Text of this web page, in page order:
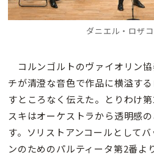
ダニエル・ロザ
コルンゴルトのヴァイオリン
チが清澄な音色で作品に横溢す
すところなく伝えた。とりわけ
スキはオーケストラから透明感
す。ソリストアンコールとして
ンのためのパルティータ第2番よ